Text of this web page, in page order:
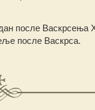
после Васкрсења
после Васкрса.